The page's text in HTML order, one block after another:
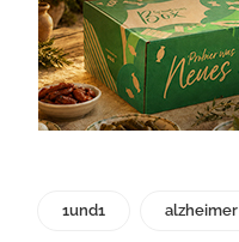
1und1 alzheimer